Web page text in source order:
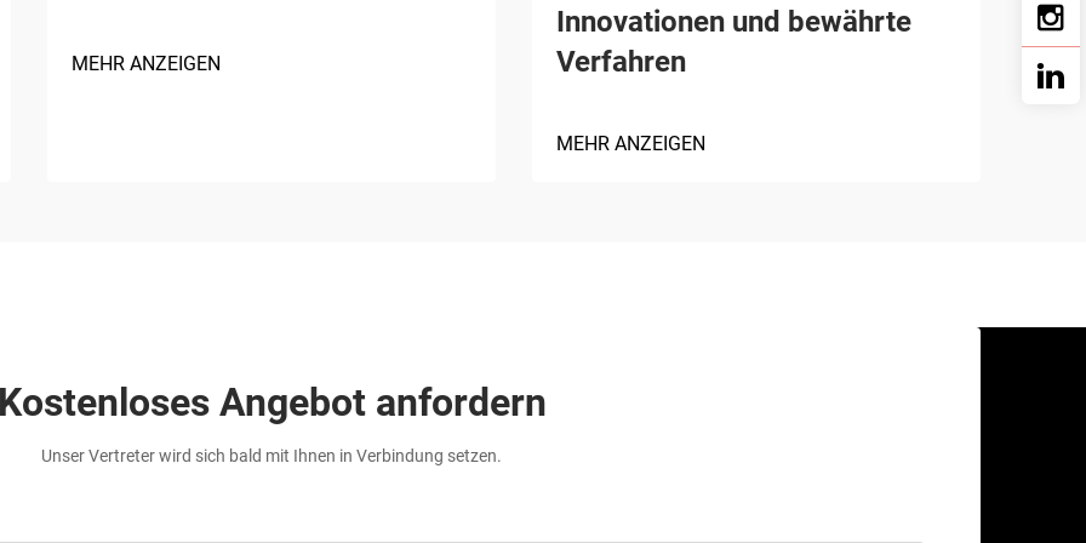
MEHR ANZEIGEN
Innovationen und bewährte
Verfahren
MEHR ANZEIGEN
Angebot anfordern
Unser Vertreter wird sich bald mit Ihnen in Verbindung setzen.